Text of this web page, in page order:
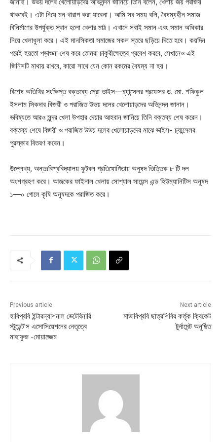
থাকবেই। এটা নিয়ে মন খারাপ করা যাবেনা। আমি সব সময় বলি, বৈষম্যহীন সমাজ
বিনির্মাণের উপর্যুক্ত স্থান হলো খেলার মাঠ। এখানে সবাই সমান এবং সমান অধিকার
নিয়ে খেলাধুলা করে। এই মানসিকতা সমাজের সকল স্তরে ছড়িয়ে দিতে হবে। কয়দিন
পরেই হয়তো পড়াশুনা শেষ করে তোমরা চাকুরীক্ষেত্রে প্রবেশ করবে, সেখানেও এই
জিনিসটি মাথায় রাখবে, কারো সাথে যেন কোন রকমের বৈষম্য না হয়।
বিশেষ অতিথির সংক্ষিপ্ত বক্তব্যে প্রো ভাইস—চ্যান্সেলর প্রফেসর ড. মো. শফিকুল
ইসলাম সিকদার বিজয়ী ও পরাজিত উভয় দলের খেলোয়াড়দের অভিনন্দন জানান।
ভবিষ্যতে আরও সুন্দর খেলা উপহার দেয়ার আহবান জানিয়ে তিনি বক্তব্য শেষ করেন।
বক্তব্য শেষে বিজয়ী ও পরাজিত উভয় দলের খেলোয়াড়দের মাঝে ভাইস- চ্যান্সেলর
পুরস্কার বিতরণ করেন।
উল্লেখ্য, অন্তঃবিশ্ববিদ্যালয় ফুটবল প্রতিযোগিতায় অনুষদ ভিত্তিক ৮ টি দল
অংশগ্রহণ করে। আজকের ফাইনাল খেলায় সোশ্যাল সায়েন্স এন্ড হিউম্যানিটিস অনুষদ
১—০ গোলে কৃষি অনুষদকে পরাজিত করে।
Previous article
হাবিপ্রবি ইন্টারন্যাশনাল ভেটেরিনারি
স্টুডেন্ট’স এসোসিয়েশনের নেতৃত্বে
মাহাফুজ -মোয়াজ্জেম
Next article
মাভাবিপ্রবি ছাত্রশিবির কর্তৃক ক্রিকেট
টুর্নামেন্ট অনুষ্ঠিত